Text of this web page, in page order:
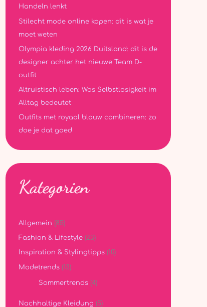
Handeln lenkt
Stilecht mode online kopen: dit is wat je
moet weten
Olympia kleding 2026 Duitsland: dit is de
designer achter het nieuwe Team D-
outfit
Altruistisch leben: Was Selbstlosigkeit im
Alltag bedeutet
Outfits met royaal blauw combineren: zo
doe je dat goed
Kategorien
Allgemein (85)
Fashion & Lifestyle (23)
Inspiration & Stylingtipps (10)
Modetrends (13)
Sommertrends(4)
Nachhaltige Kleidung (5)